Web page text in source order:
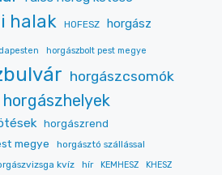
halak HOFESZ horgász
horgászbolt pest megye
horgászcsomók
horgászhelyek
horgászrend
megye horgásztó szállással
kvíz hír KEMHESZ KHESZ